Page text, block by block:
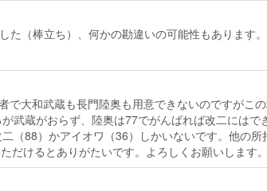
（棒立ち）、何かの勘違いの可能性もあります。
で大和武蔵も長門陸奥も用意できないのですがこ
武蔵がおらず、陸奥は77でがんばれば改二にはで
（88）かアイオワ（36）しかいないです。他の所
けるとありがたいです。よろしくお願いします。